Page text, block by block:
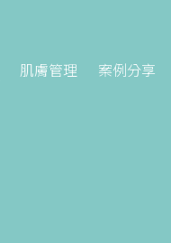
肌膚管理 案例分享